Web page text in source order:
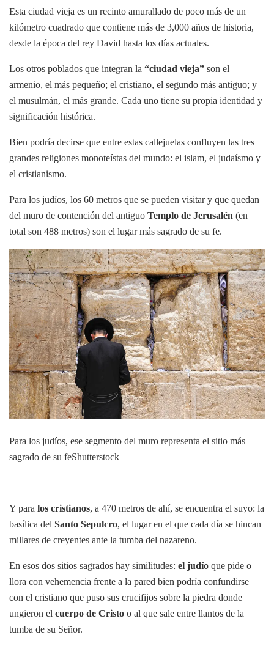
Esta ciudad vieja es un recinto amurallado de poco más de un
kilómetro cuadrado que contiene más de 3,000 años de historia,
desde la época del rey David hasta los días actuales.
Los otros poblados que integran la “ciudad vieja” son el
armenio, el más pequeño; el cristiano, el segundo más antiguo; y
el musulmán, el más grande. Cada uno tiene su propia identidad y
significación histórica.
Bien podría decirse que entre estas callejuelas confluyen las tres
grandes religiones monoteístas del mundo: el islam, el judaísmo y
el cristianismo.
Para los judíos, los 60 metros que se pueden visitar y que quedan
del muro de contención del antiguo Templo de Jerusalén (en
total son 488 metros) son el lugar más sagrado de su fe.
Para los judíos, ese segmento del muro representa el sitio más
sagrado de su feShutterstock
Y para los cristianos, a 470 metros de ahí, se encuentra el suyo: la
basílica del Santo Sepulcro, el lugar en el que cada día se hincan
millares de creyentes ante la tumba del nazareno.
En esos dos sitios sagrados hay similitudes: el judío que pide o
llora con vehemencia frente a la pared bien podría confundirse
con el cristiano que puso sus crucifijos sobre la piedra donde
ungieron el cuerpo de Cristo o al que sale entre llantos de la
tumba de su Señor.